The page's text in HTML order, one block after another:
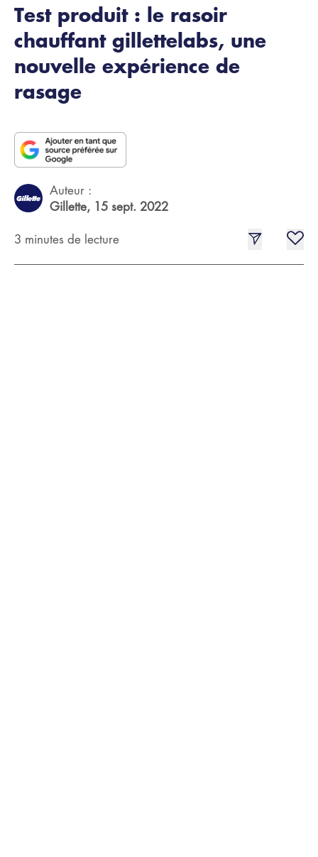
Test produit : le rasoir
chauffant gillettelabs, une
nouvelle expérience de
rasage
Auteur :
Gillette, 15 sept. 2022
3 minutes de lecture